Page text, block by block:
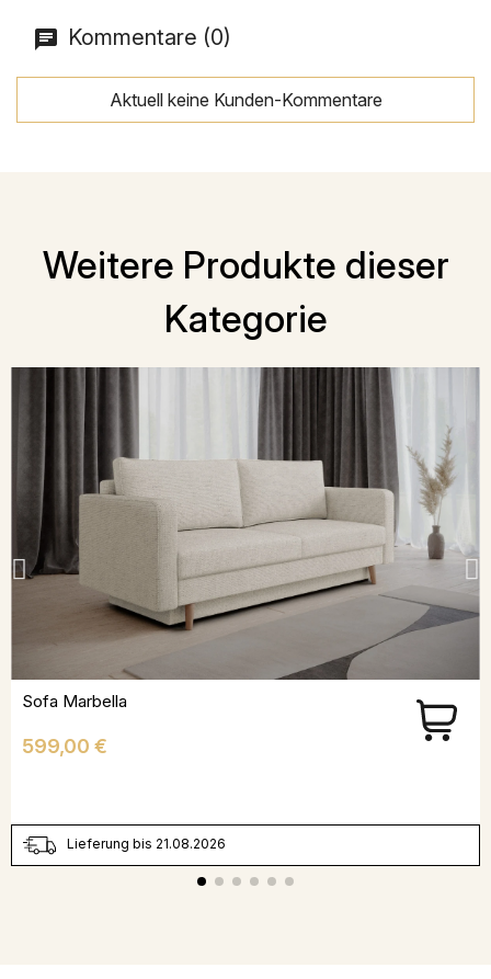
Kommentare (0)
Aktuell keine Kunden-Kommentare
Weitere Produkte dieser
Kategorie
Sofa Marbella
Preis
599,00 €
Lieferung bis 21.08.2026